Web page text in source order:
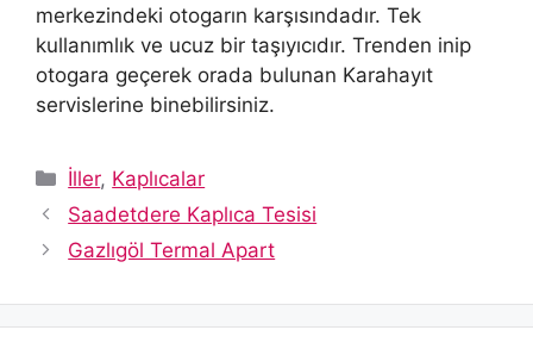
merkezindeki otogarın karşısındadır. Tek
kullanımlık ve ucuz bir taşıyıcıdır. Trenden inip
otogara geçerek orada bulunan Karahayıt
servislerine binebilirsiniz.
Kategoriler
İller, Kaplıcalar
Saadetdere Kaplıca Tesisi
Gazlıgöl Termal Apart